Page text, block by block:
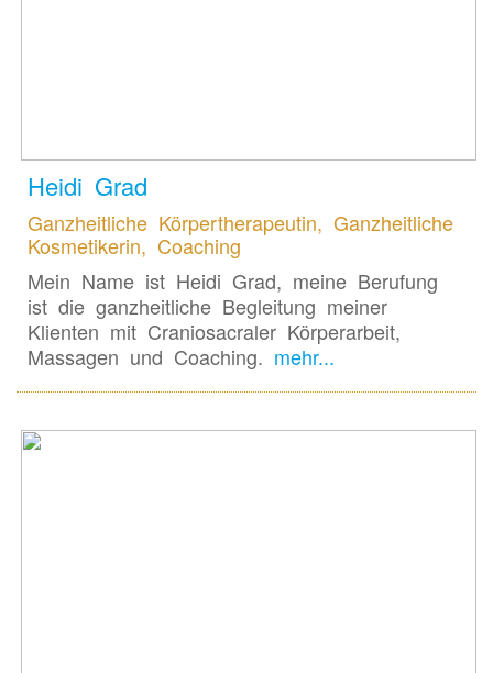
Heidi Grad
Ganzheitliche Körpertherapeutin, Ganzheitliche
Kosmetikerin, Coaching
Mein Name ist Heidi Grad, meine Berufung
ist die ganzheitliche Begleitung meiner
Klienten mit Craniosacraler Körperarbeit,
Massagen und Coaching. mehr...